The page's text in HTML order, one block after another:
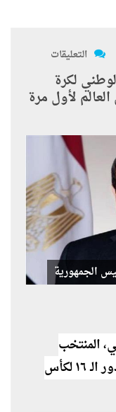
التعليقات
لكرة
لدور الـ16 لكأس العالم لأول مرة
الجمهورية
المنتخب
الوطني لكرة القدم بعد التأهل إلى دور الـ ١٦ لكأس